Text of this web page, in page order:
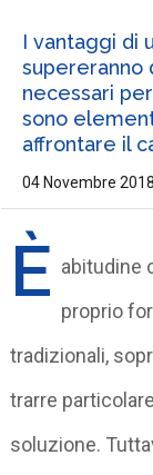
I vantaggi di
supereranno
necessari
sono
affrontare il
04 Novembre 2018
È abitudine
proprio
tradizionali,
trarre
soluzione.